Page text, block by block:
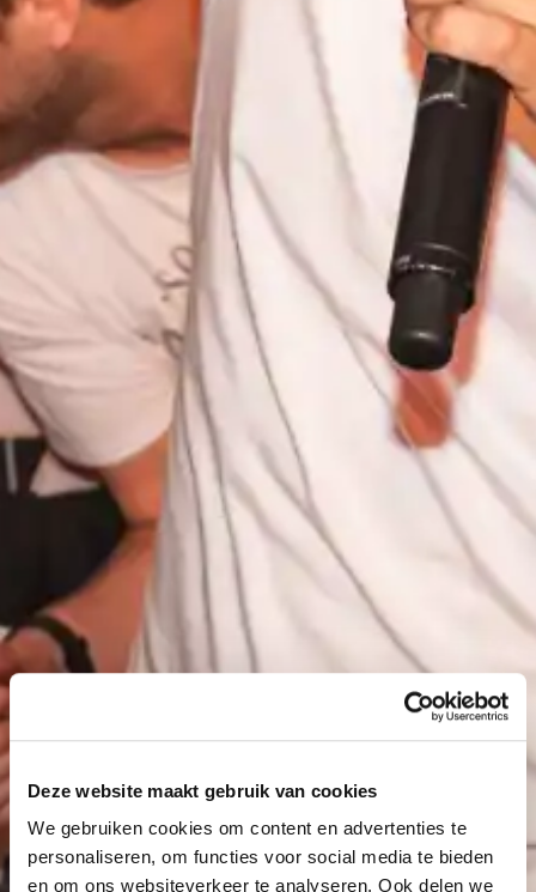
Deze website maakt gebruik van cookies
We gebruiken cookies om content en advertenties te
personaliseren, om functies voor social media te bieden
en om ons websiteverkeer te analyseren. Ook delen we